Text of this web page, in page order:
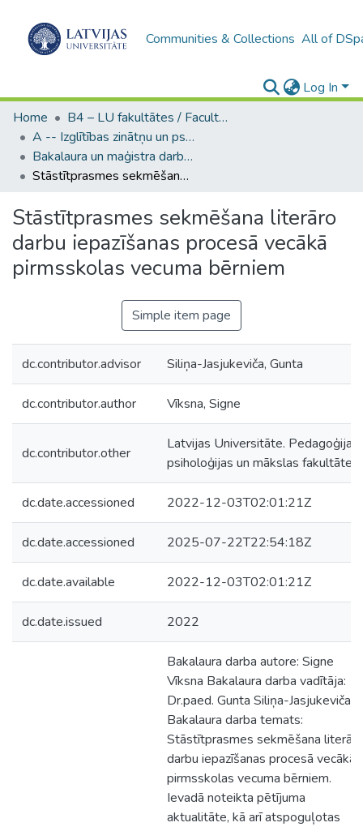
Communities & Collections All of
Log In
Home
B4 – LU fakultātes / Faculties of the UL
A -- Izglītības zinātņu un psiholoģijas fakultāte / Faculty of Education Sciences and Psychology
Bakalaura un maģistra darbi (PPMF) / Bachelor's and Master's theses
Stāstītprasmes sekmēšana literāro darbu iepazīšanas procesā vecākā pirmsskolas vecuma bērniem
Stāstītprasmes sekmēšana literāro
darbu iepazīšanas procesā vecākā
pirmsskolas vecuma bērniem
Simple item page
dc.contributor.advisor Siliņa-Jasjukeviča, Gunta
dc.contributor.author Vīksna, Signe
dc.contributor.other
Latvijas Universitāte. Pedagoģijas,
psiholoģijas un mākslas fakultāte
dc.date.accessioned 2022-12-03T02:01:21Z
dc.date.accessioned 2025-07-22T22:54:18Z
dc.date.available 2022-12-03T02:01:21Z
dc.date.issued 2022
Bakalaura darba autore: Signe
Vīksna Bakalaura darba vadītāja:
Dr.paed. Gunta Siliņa-Jasjukeviča
Bakalaura darba temats:
Stāstītprasmes sekmēšana literāro
darbu iepazīšanas procesā vecākā
pirmsskolas vecuma bērniem.
Ievadā noteikta pētījuma
aktualitāte, kā arī atspoguļotas